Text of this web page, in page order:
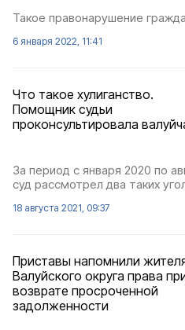
Такое правонарушение
6 января 2022, 11:41
Что такое хулиганство.
Помощник судьи
проконсультировала
За период с января 2020 по
суд рассмотрел два таких
18 августа 2021, 09:37
Приставы напомнили
Валуйского округа права
возврате просроченной
задолженности